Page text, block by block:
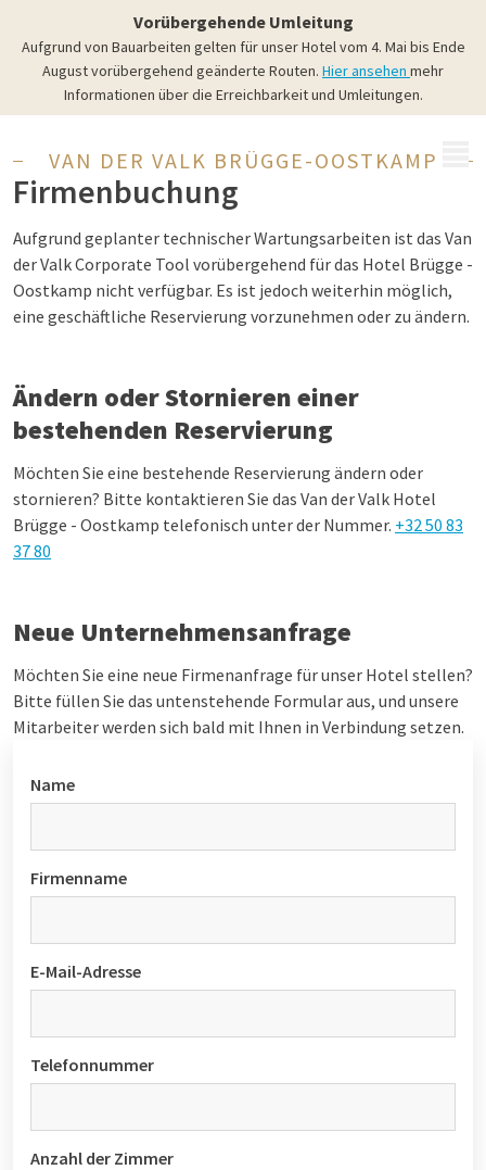
Vorübergehende Umleitung
Aufgrund von Bauarbeiten gelten für unser Hotel vom 4. Mai bis Ende
August vorübergehend geänderte Routen. Hier ansehen mehr
Informationen über die Erreichbarkeit und Umleitungen.
VAN DER VALK BRÜGGE-OOSTKAMP
Firmenbuchung
Aufgrund geplanter technischer Wartungsarbeiten ist das Van
der Valk Corporate Tool vorübergehend für das Hotel Brügge -
Oostkamp nicht verfügbar. Es ist jedoch weiterhin möglich,
eine geschäftliche Reservierung vorzunehmen oder zu ändern.
Ändern oder Stornieren einer
bestehenden Reservierung
Möchten Sie eine bestehende Reservierung ändern oder
stornieren? Bitte kontaktieren Sie das Van der Valk Hotel
Brügge - Oostkamp telefonisch unter der Nummer. +32 50 83
37 80
Neue Unternehmensanfrage
Möchten Sie eine neue Firmenanfrage für unser Hotel stellen?
Bitte füllen Sie das untenstehende Formular aus, und unsere
Mitarbeiter werden sich bald mit Ihnen in Verbindung setzen.
Name
Firmenname
E-Mail-Adresse
Telefonnummer
Anzahl der Zimmer